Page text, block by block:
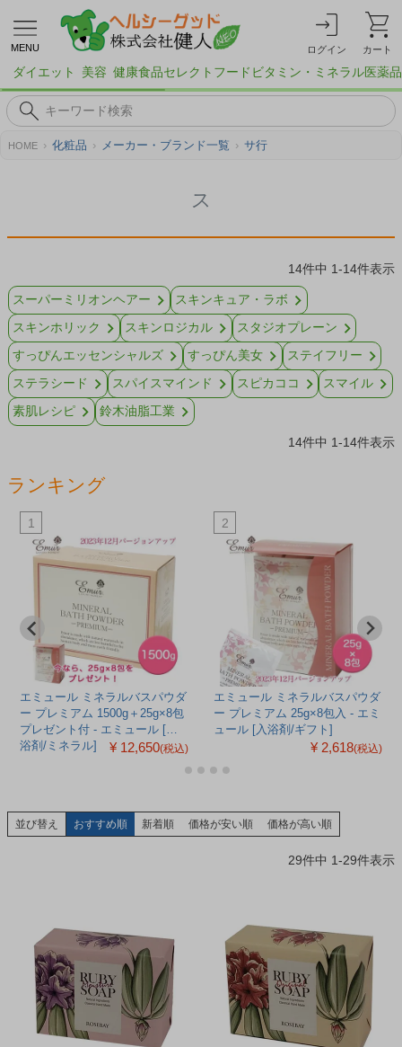
MENU ログイン カート
ダイエット 美容 健康食品セレクトフード ビタミン・ミネラル医薬品
HOME 化粧品 メーカー・ブランド一覧 サ行
ス
14件中 1-14件表示
スーパーミリオンヘアー
スキンキュア・ラボ
スキンホリック
スキンロジカル
スタジオプレーン
すっぴんエッセンシャルズ
すっぴん美女
ステイフリー
ステラシード
スパイスマインド スピカココ
スマイル
素肌レシピ
鈴木油脂工業
14件中 1-14件表示
ランキング
1
エミュール ミネラルバスパウダ
ー プレミアム 1500g＋25g×8包
プレゼント付 - エミュール [入
浴剤/ミネラル]
¥ 12,650(税込)
2
エミュール ミネラルバスパウダ
ー プレミアム 25g×8包入 - エミ
ュール [入浴剤/ギフト]
¥ 2,618(税込)
並び替え おすすめ順 新着順 価格が安い順 価格が高い順
29件中 1-29件表示